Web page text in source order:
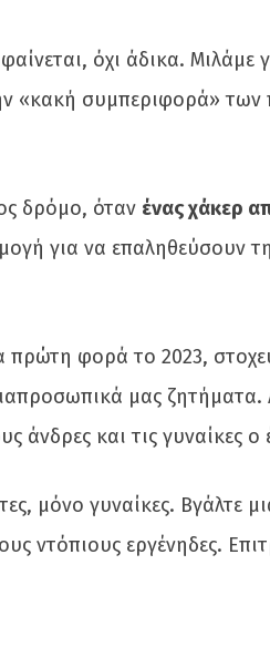
όχι άδικα.
«κακή συμπεριφορά» των
δρόμο, όταν ένας χάκερ
για να επαληθεύσουν
φορά το 2023,
μας ζητήματα.
άνδρες και τις γυναίκες
μόνο γυναίκες. Βγάλτε
ντόπιους εργένηδες.